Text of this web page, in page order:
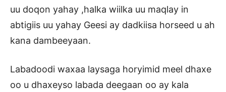
uu doqon yahay ,halka wiilka uu maqlay in
abtigiis uu yahay Geesi ay dadkiisa horseed u ah
kana dambeeyaan.
Labadoodi waxaa laysaga horyimid meel dhaxe
oo u dhaxeyso labada deegaan oo ay kala